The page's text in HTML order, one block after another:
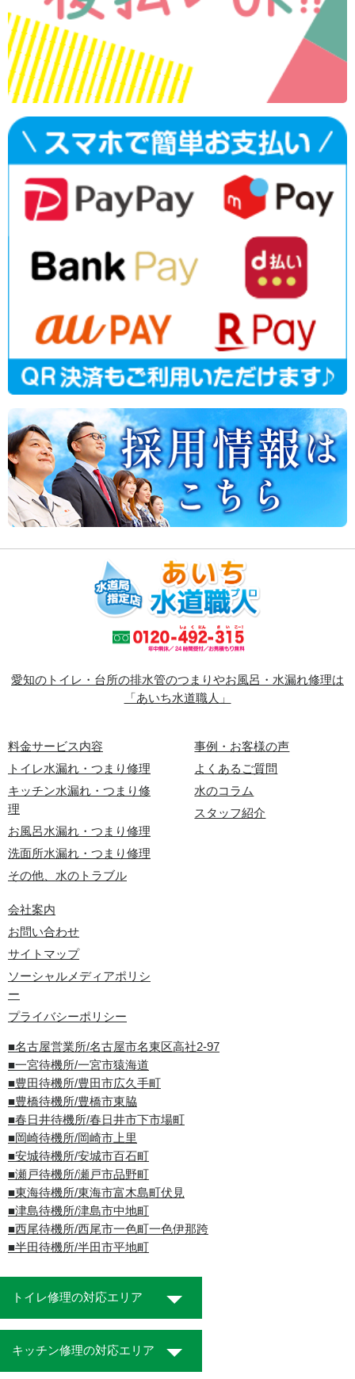
愛知のトイレ・台所の排水管のつまりやお風呂・水漏れ修理は
「あいち水道職人」
料金サービス内容
トイレ水漏れ・つまり修理
キッチン水漏れ・つまり修
理
お風呂水漏れ・つまり修理
洗面所水漏れ・つまり修理
その他、水のトラブル
事例・お客様の声
よくあるご質問
水のコラム
スタッフ紹介
会社案内
お問い合わせ
サイトマップ
ソーシャルメディアポリシ
ー
プライバシーポリシー
■名古屋営業所/名古屋市名東区高社2-97
■一宮待機所/一宮市猿海道
■豊田待機所/豊田市広久手町
■豊橋待機所/豊橋市東脇
■春日井待機所/春日井市下市場町
■岡崎待機所/岡崎市上里
■安城待機所/安城市百石町
■瀬戸待機所/瀬戸市品野町
■東海待機所/東海市富木島町伏見
■津島待機所/津島市中地町
■西尾待機所/西尾市一色町一色伊那跨
■半田待機所/半田市平地町
トイレ修理の対応エリア
キッチン修理の対応エリア